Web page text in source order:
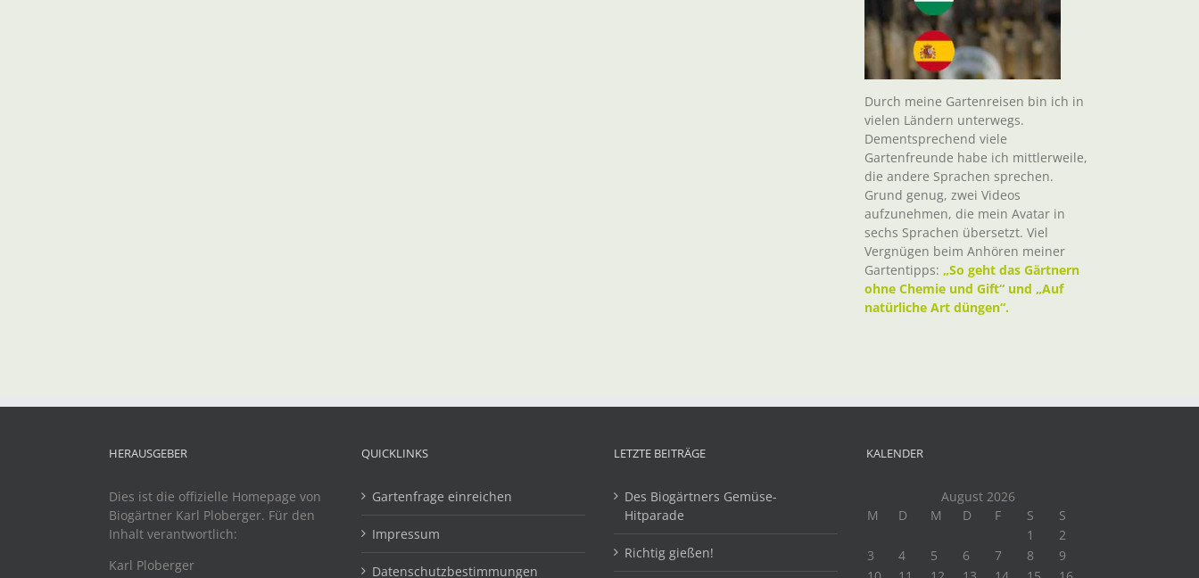
Durch meine Gartenreisen bin ich in
vielen Ländern unterwegs.
Dementsprechend viele
Gartenfreunde habe ich mittlerweile,
die andere Sprachen sprechen.
Grund genug, zwei Videos
aufzunehmen, die mein Avatar in
sechs Sprachen übersetzt. Viel
Vergnügen beim Anhören meiner
Gartentipps: „So geht das Gärtnern
ohne Chemie und Gift“ und „Auf
natürliche Art düngen“.
HERAUSGEBER
Dies ist die offizielle Homepage von
Biogärtner Karl Ploberger. Für den
Inhalt verantwortlich:
Karl Ploberger
QUICKLINKS
Gartenfrage einreichen
Impressum
Datenschutzbestimmungen
LETZTE BEITRÄGE
Des Biogärtners Gemüse-
Hitparade
Richtig gießen!
KALENDER
August 2026
M
D M D F S
S
1
2
3
4 5 6 7 8
9